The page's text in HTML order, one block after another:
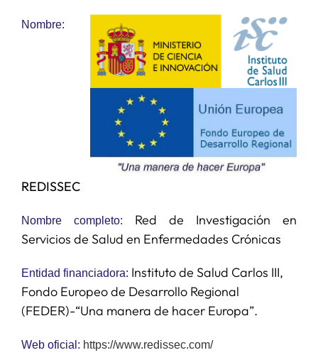
Nombre:
REDISSEC
Nombre completo: Red de Investigación en
Servicios de Salud en Enfermedades Crónicas
Entidad financiadora: Instituto de Salud Carlos III,
Fondo Europeo de Desarrollo Regional
(FEDER)-“Una manera de hacer Europa”.
Web oficial: https://www.redissec.com/